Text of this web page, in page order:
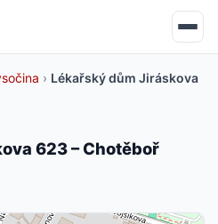
› Lékařský dům Jiráskova
623 – Chotěboř